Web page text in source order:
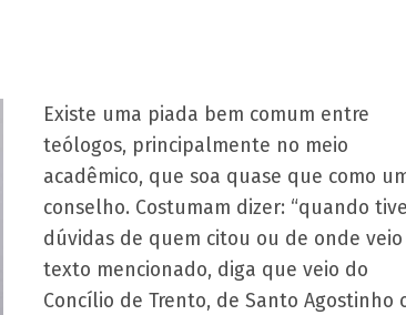
Existe uma piada bem comum entre
teólogos, principalmente no meio
acadêmico, que soa quase que como
conselho. Costumam dizer: “quando
dúvidas de quem citou ou de onde veio
texto mencionado, diga que veio do
Concílio de Trento, de Santo Agostinho